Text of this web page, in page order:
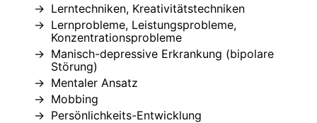
Lerntechniken, Kreativitätstechniken
Lernprobleme, Leistungsprobleme,
Konzentrationsprobleme
Manisch-depressive Erkrankung (bipolare
Störung)
Mentaler Ansatz
Mobbing
Persönlichkeits-Entwicklung